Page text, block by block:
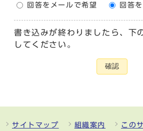
回答をメールで希望 回答
書き込みが終わりましたら、下
してください。
確認
サイトマップ 組織案内 この